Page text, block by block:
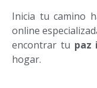
Inicia tu camino
online
encontrar tu paz
hogar.